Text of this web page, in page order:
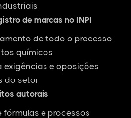
de marcas no INPI
de todo o processo
químicos
exigências e oposições
do setor
autorais
fórmulas e processos